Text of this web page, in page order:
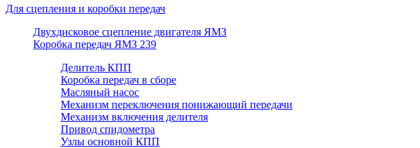
Для сцепления и коробки передач
Двухдисковое сцепление двигателя ЯМЗ
Коробка передач ЯМЗ 239
Делитель КПП
Коробка передач в сборе
Масляный насос
Механизм переключения понижающий передачи
Механизм включения делителя
Привод спидометра
Узлы основной КПП